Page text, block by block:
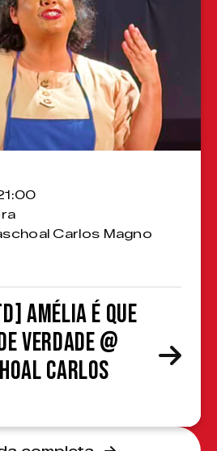
Carlos Magno
Amélia é que
verdade @
Carlos